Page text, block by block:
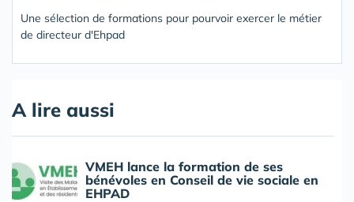
Une sélection de formations pour pourvoir exercer le métier
de directeur d'Ehpad
A lire aussi
VMEH lance la formation de ses
bénévoles en Conseil de vie sociale en
EHPAD